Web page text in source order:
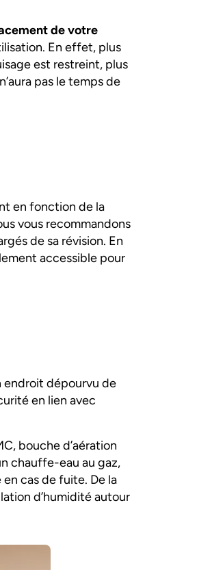
de votre
En effet, plus
est restreint, plus
pas le temps de
en fonction de la
vous recommandons
de sa révision. En
accessible pour
endroit dépourvu de
en lien avec
bouche d’aération
chauffe-eau au gaz,
cas de fuite. De la
d’humidité autour